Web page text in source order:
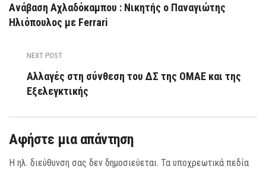
Ανάβαση Αχλαδόκαμπου : Νικητής ο Παναγιώτης
Ηλιόπουλος με Ferrari
NEXT POST
Αλλαγές στη σύνθεση του ΔΣ της ΟΜΑΕ και της
Εξελεγκτικής
Αφήστε μια απάντηση
Η ηλ. διεύθυνση σας δεν δημοσιεύεται. Τα υποχρεωτικά πεδία